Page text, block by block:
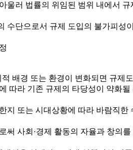
울러 법률의 위임된 범위 내에서
단으로서 규제 도입의 불가피성
배경 또는 환경이 변화되면 규제
따라 기존 규제의 타당성이 약화될
또는 시대상황에 따라 바람직
사회·경제 활동의 자율과 창의